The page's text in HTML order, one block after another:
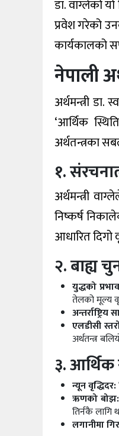
डा. वाग्लेको
प्रवेश गरेको
कार्यकालको
नेपाली
अर्थमन्त्री डा.
‘आर्थिक
अर्थतन्त्रका
१.
अर्थमन्त्री
निष्कर्ष
आधारित
२. बाह्य
युद्धको
तेलको मूल्य
अन्तर्राष्ट्रिय
एलडीसी
अर्थतन्त्र
३.
न्यून वृद्धिदर:
ऋणको बोझ:
तिर्नकै
लगानीमा